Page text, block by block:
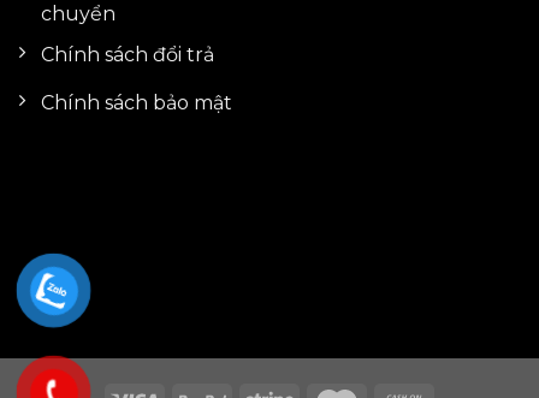
chuyển
Chính sách đổi trả
Chính sách bảo mật